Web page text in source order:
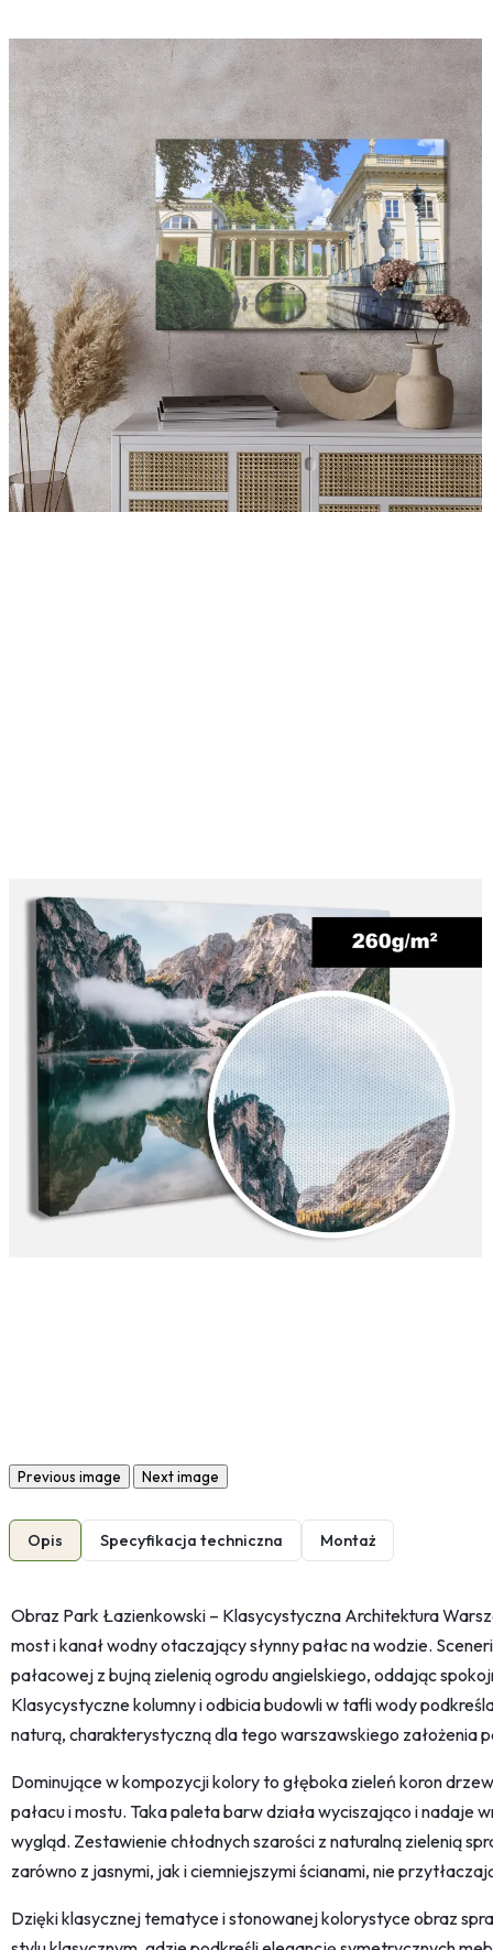
Previous image Next image
Opis Specyfikacja techniczna Montaż
Obraz Park Łazienkowski – Klasycystyczna Architektura
most i kanał wodny otaczający słynny pałac na wodzie.
pałacowej z bujną zielenią ogrodu angielskiego, oddając
Klasycystyczne kolumny i odbicia budowli w tafli wody
naturą, charakterystyczną dla tego warszawskiego założenia
Dominujące w kompozycji kolory to głęboka zieleń koron
pałacu i mostu. Taka paleta barw działa wyciszająco i nadaje
wygląd. Zestawienie chłodnych szarości z naturalną zielenią
zarówno z jasnymi, jak i ciemniejszymi ścianami, nie
Dzięki klasycznej tematyce i stonowanej kolorystyce obraz